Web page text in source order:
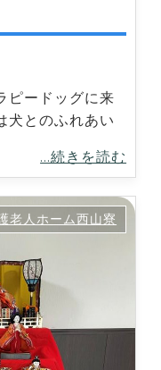
ピードッグに来
犬とのふれあい
...続きを読む
老人ホーム西山寮